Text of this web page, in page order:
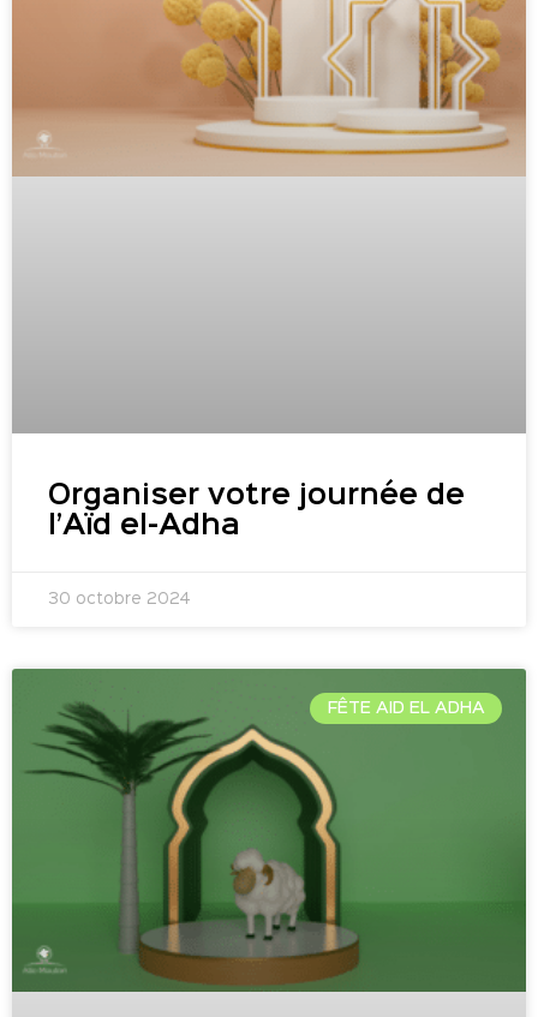
Organiser votre journée de
l’Aïd el-Adha
30 octobre 2024
FÊTE AID EL ADHA